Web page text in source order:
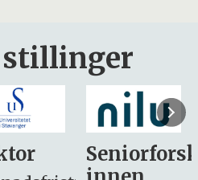
stillinger